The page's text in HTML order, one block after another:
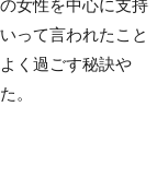
女性を中心に支持
って言われたこと
く過ごす秘訣や
。